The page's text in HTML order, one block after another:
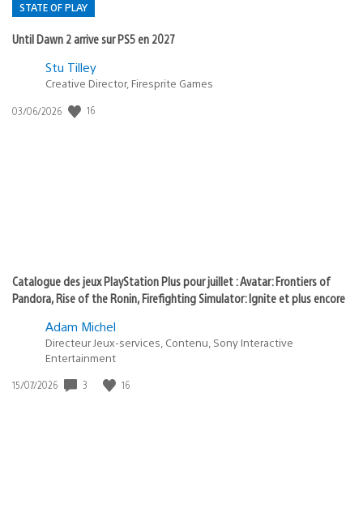
STATE OF PLAY
Until Dawn 2 arrive sur PS5 en 2027
Postée
:
state
Stu Tilley
Creative Director, Firesprite Games
Date
03/06/2026 16
Catalogue des jeux PlayStation Plus pour juillet : Avatar: Frontiers of
Pandora, Rise of the Ronin, Firefighting Simulator: Ignite et plus encore
Adam Michel
Directeur Jeux-services, Contenu, Sony Interactive
Entertainment
Date
15/07/2026 3 16